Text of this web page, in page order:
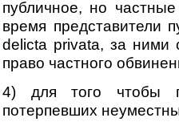
публичное, но
время представители
delicta privata, за ними
право частного
4) для того чтобы
потерпевших